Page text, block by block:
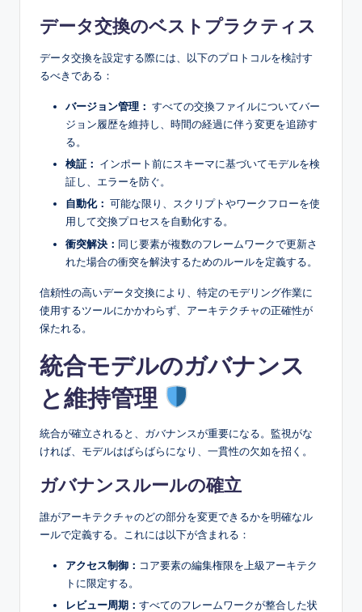
データ交換のベストプラクティス
データ交換を設定する際には、以下のプロトコルを検討す
るべきである：
バージョン管理： すべての交換ファイルについてバー
ジョン履歴を維持し、時間の経過に伴う変更を追跡す
る。
検証： インポート前にスキーマに基づいてモデルを検
証し、エラーを防ぐ。
自動化： 可能な限り、スクリプトやワークフローを使
用して交換プロセスを自動化する。
衝突解決： 同じ要素が複数のフレームワークで更新さ
れた場合の衝突を解決するためのルールを定義する。
信頼性の高いデータ交換により、特定のモデリング作業に
使用するツールにかかわらず、アーキテクチャの正確性が
保たれる。
統合モデルのガバナンス
と維持管理
統合が確立されると、ガバナンスが重要になる。監視がな
ければ、モデルはばらばらになり、一貫性の欠如を招く。
ガバナンスルールの確立
誰がアーキテクチャのどの部分を変更できるかを明確なル
ールで定義する。これには以下が含まれる：
アクセス制御： コア要素の編集権限を上級アーキテク
トに限定する。
レビュー周期： すべてのフレームワークが整合した状